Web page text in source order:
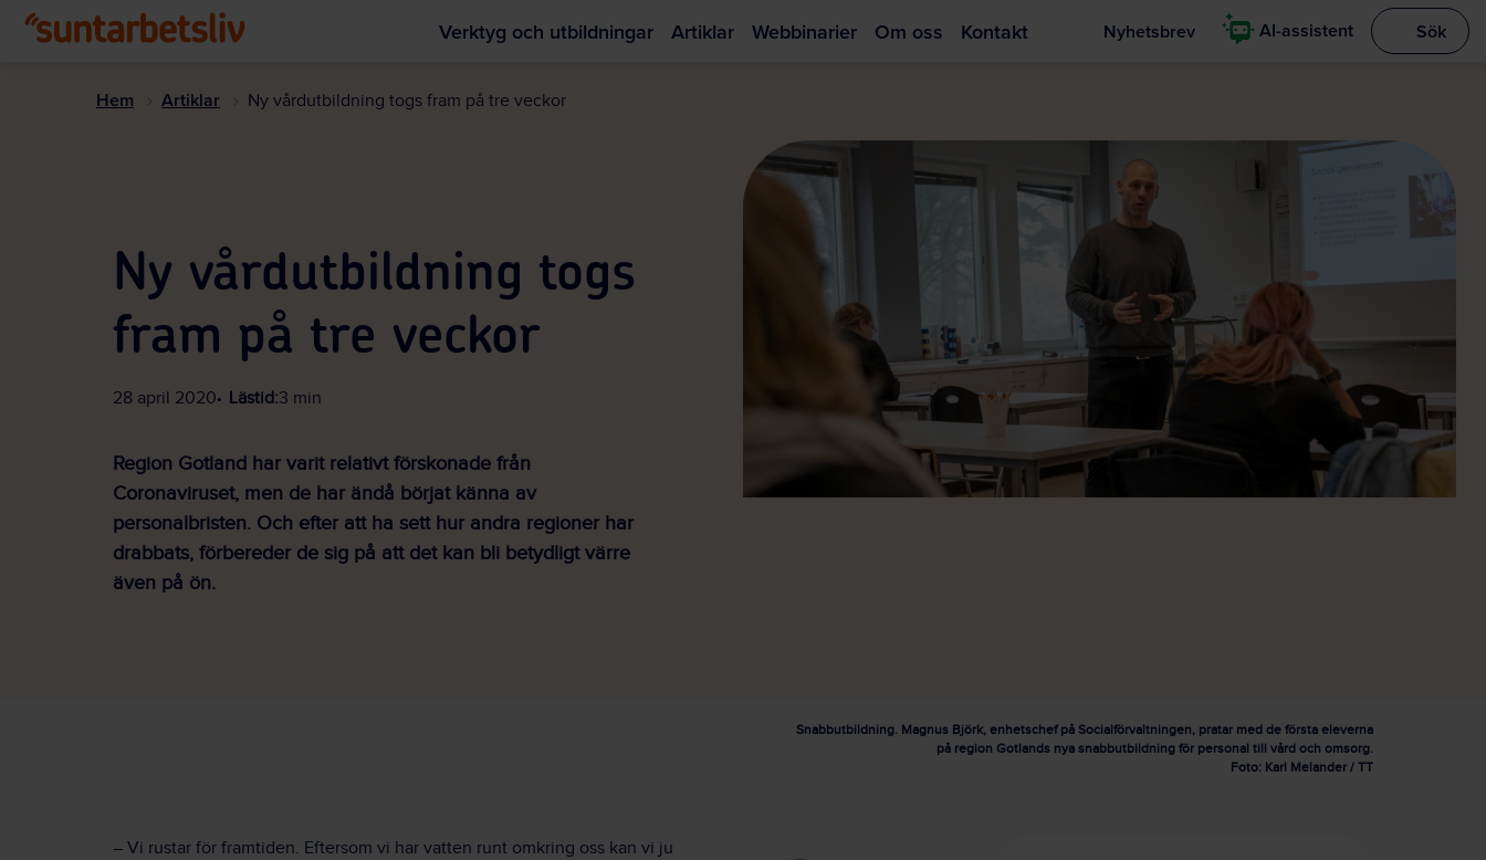
Verktyg och utbildningar Artiklar Webbinarier Om oss Kontakt Nyhetsbrev AI-assistent Visa
Sök
Hem Artiklar Ny vårdutbildning togs fram på tre veckor
Ny vårdutbildning togs
fram på tre veckor
28 april 2020 Lästid:3 min
Region Gotland har varit relativt förskonade från
Coronaviruset, men de har ändå börjat känna av
personalbristen. Och efter att ha sett hur andra regioner har
drabbats, förbereder de sig på att det kan bli betydligt värre
även på ön.
Snabbutbildning. Magnus Björk, enhetschef på Socialförvaltningen, pratar med de första eleverna
på region Gotlands nya snabbutbildning för personal till vård och omsorg.
Foto: Karl Melander / TT
– Vi rustar för framtiden. Eftersom vi har vatten runt omkring oss kan vi ju